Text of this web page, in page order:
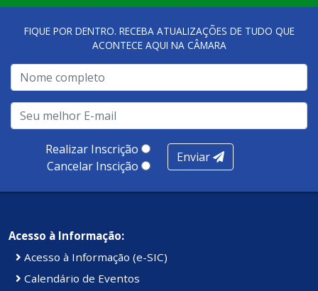
qualidade dos atendimentos prestados nesses espaços.
A metodologia de avaliação se concentra em 7 pilares:
qualidade no atendimento remoto, gestão, oferta /
realização de soluções, ambiente de negócios,
infraestrutura, presença digital e cobertura e
produtividade. Somados, todos as categorias totalizam
Kennedy.
FIQUE POR DENTRO. RECEBA ATUALIZAÇÕES DE TUDO QUE
ACONTECE AQUI NA CÂMARA
Realizar Inscrição
Cancelar Inscição
Enviar
Acesso à Informação:
Acesso à Informação (e-SIC)
Calendário de Eventos